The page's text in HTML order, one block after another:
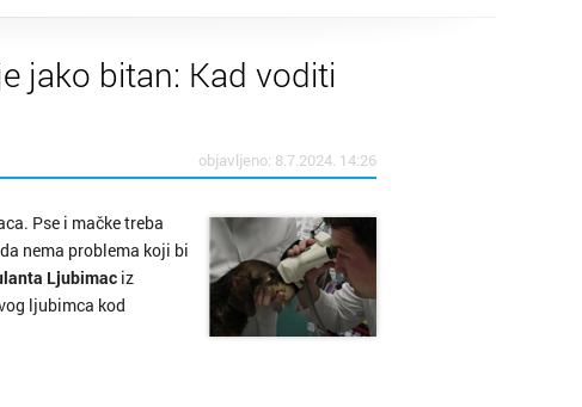
jako bitan: Kad voditi
objavljeno: 8.7.2024. 14:26
Pse i mačke treba
nema problema koji bi
Ljubimac iz
ljubimca kod